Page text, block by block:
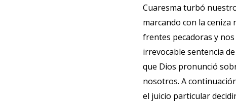
Cuaresma turbó
marcando con la ceniza
frentes pecadoras y
irrevocable sentencia
que Dios pronunció
nosotros. A
el juicio particular